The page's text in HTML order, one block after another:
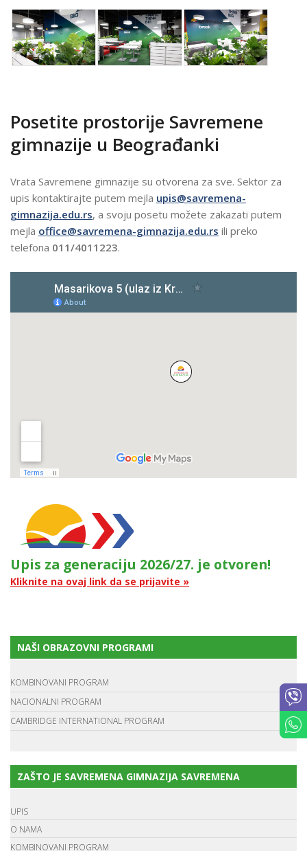
Posetite prostorije Savremene
gimnazije u Beograđanki
Vrata Savremene gimnazije su otvorena za sve. Sektor za
upis kontaktirajte putem mejla upis@savremena-
gimnazija.edu.rs, a svoju posetu možete zakazati putem
mejla office@savremena-gimnazija.edu.rs ili preko
telefona 011/4011223.
Upis za generaciju 2026/27. je otvoren!
Kliknite na ovaj link da se prijavite »
NAŠI OBRAZOVNI PROGRAMI
KOMBINOVANI PROGRAM
NACIONALNI PROGRAM
CAMBRIDGE INTERNATIONAL PROGRAM
ZAŠTO JE SAVREMENA GIMNAZIJA SAVREMENA
UPIS
O NAMA
KOMBINOVANI PROGRAM